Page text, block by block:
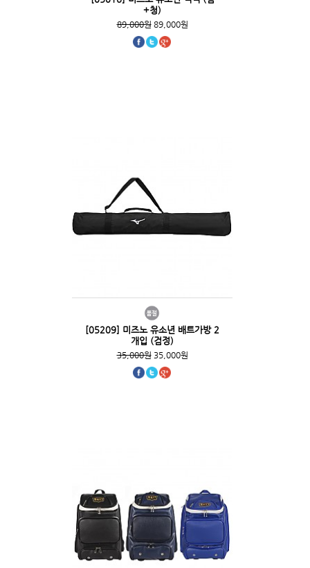
+청)
89,000원89,000원
[05209] 미즈노 유소년 배트가방 2
개입 (검정)
35,000원35,000원